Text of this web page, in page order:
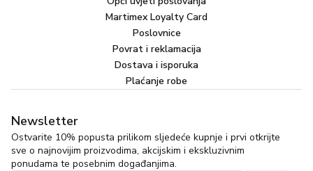
Martimex Loyalty Card
Poslovnice
Povrat i reklamacija
Dostava i isporuka
Plaćanje robe
Newsletter
Ostvarite 10% popusta prilikom sljedeće kupnje i prvi otkrijte
sve o najnovijim proizvodima, akcijskim i ekskluzivnim
ponudama te posebnim događanjima.